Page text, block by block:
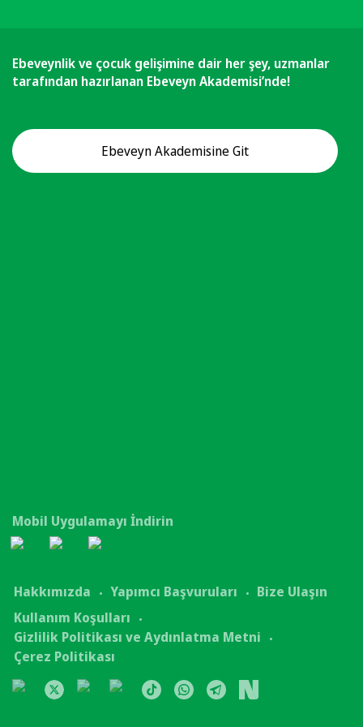
Ebeveynlik ve çocuk gelişimine dair her şey, uzmanlar
tarafından hazırlanan Ebeveyn Akademisi’nde!
Ebeveyn Akademisine Git
Mobil Uygulamayı İndirin
Hakkımızda Yapımcı Başvuruları
Bize Ulaşın
Kullanım Koşulları
Gizlilik Politikası ve Aydınlatma Metni
Çerez Politikası